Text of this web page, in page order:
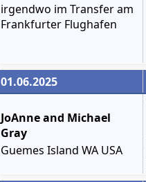
irgendwo im Transfer am
Frankfurter Flughafen
01.06.2025
JoAnne and Michael
Gray
Guemes Island WA USA